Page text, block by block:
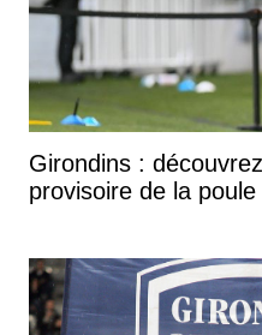
Girondins :
provisoire de la